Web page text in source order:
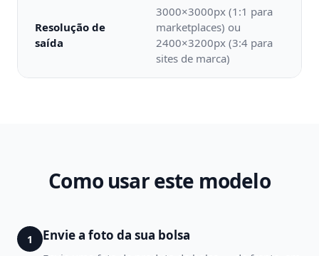
Resolução de
saída
3000×3000px (1:1 para
marketplaces) ou
2400×3200px (3:4 para
sites de marca)
Como usar este modelo
1 Envie a foto da sua bolsa